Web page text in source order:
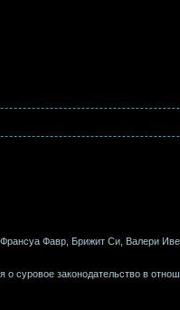
Фавр, Брижит Си, Валери
суровое законодательство в